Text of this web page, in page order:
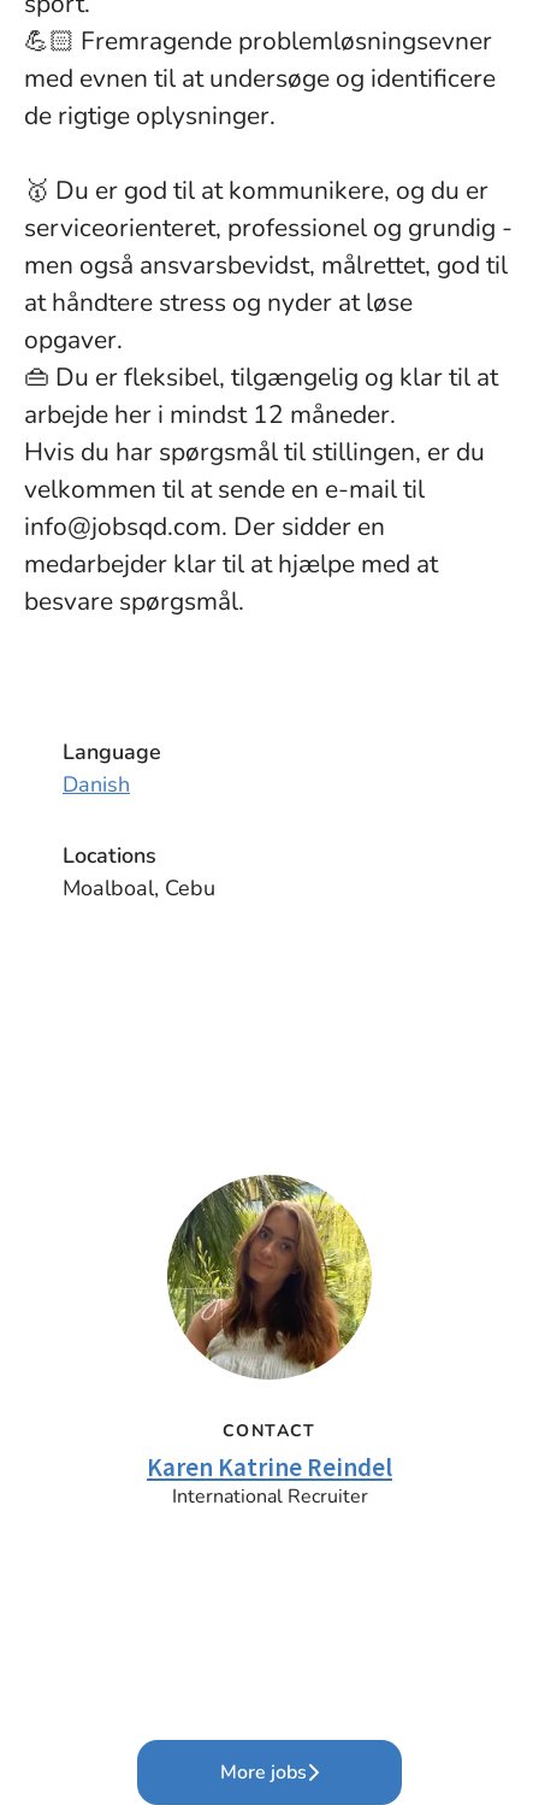
💪🏻 Fremragende problemløsningsevner
med evnen til at undersøge og identificere
de rigtige oplysninger.
🥇 Du er god til at kommunikere, og du er
serviceorienteret, professionel og grundig -
men også ansvarsbevidst, målrettet, god til
at håndtere stress og nyder at løse
opgaver.
👜 Du er fleksibel, tilgængelig og klar til at
arbejde her i mindst 12 måneder.
Hvis du har spørgsmål til stillingen, er du
velkommen til at sende en e-mail til
info@jobsqd.com. Der sidder en
medarbejder klar til at hjælpe med at
besvare spørgsmål.
Language
Danish
Locations
Moalboal, Cebu
CONTACT
Karen Katrine Reindel
International Recruiter
More jobs